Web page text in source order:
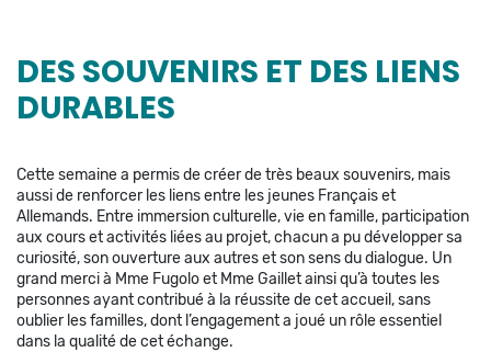
DES SOUVENIRS ET DES LIENS
DURABLES
Cette semaine a permis de créer de très beaux souvenirs, mais
aussi de renforcer les liens entre les jeunes Français et
Allemands. Entre immersion culturelle, vie en famille, participation
aux cours et activités liées au projet, chacun a pu développer sa
curiosité, son ouverture aux autres et son sens du dialogue. Un
grand merci à Mme Fugolo et Mme Gaillet ainsi qu’à toutes les
personnes ayant contribué à la réussite de cet accueil, sans
oublier les familles, dont l’engagement a joué un rôle essentiel
dans la qualité de cet échange.